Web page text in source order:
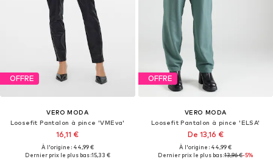
OFFRE
VERO MODA
Loosefit Pantalon à pince 'VMEva'
16,11 €
À l'origine : 44,99 €
Dernier prix le plus bas :15,33 €
OFFRE
VERO MODA
Loosefit Pantalon à pince 'ELSA'
De 13,16 €
À l'origine : 44,99 €
Dernier prix le plus bas :13,96 €-5%